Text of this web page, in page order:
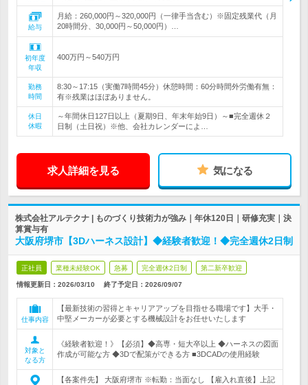
給与
月給：260,000円～320,000円（一律手当含む）※固定残業代（月
20時間分、30,000円～50,000円）…
初年度
年収
400万円～540万円
勤務
時間
8:30～17:15（実働7時間45分）休憩時間：60分時間外労働有無：
有※残業はほぼありません。
休日
休暇
～年間休日127日以上（夏期9日、年末年始9日）～■完全週休２
日制（土日祝）※他、会社カレンダーによ…
求人詳細を見る 気になる
株式会社アルテクナ | ものづくり技術力が強み｜年休120日｜研修充実｜決
算賞与有
大阪府堺市【3Dハーネス設計】◆経験者歓迎！◆完全週休2日制
正社員 業種未経験OK 急募 完全週休2日制 第二新卒歓迎
情報更新日：2026/03/10 終了予定日： 2026/09/07
仕事内容
【最新技術の習得とキャリアアップを目指せる職場です】大手・
中堅メーカーが必要とする機械設計をお任せいたします
対象と
なる方
《経験者歓迎！》【必須】◆高専・短大卒以上 ◆ハーネスの図面
作成が可能な方 ◆3Dで配策ができる方 ■3DCADの使用経験
【各案件先】 大阪府堺市 ※転勤：当面なし 【雇入れ直後】上記